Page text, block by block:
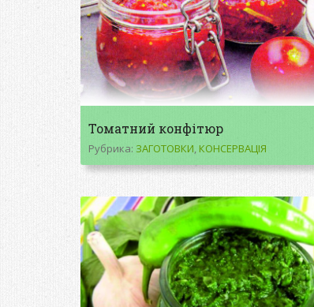
Томатний конфітюр
Рубрика: ЗАГОТОВКИ КОНСЕРВАЦІЯ